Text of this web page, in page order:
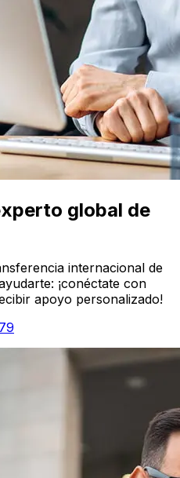
global de
internacional de
¡conéctate con
apoyo personalizado!